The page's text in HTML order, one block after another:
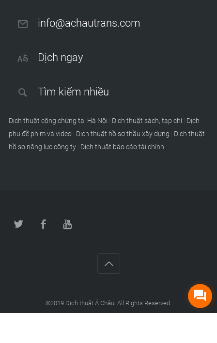
info@achautrans.com
Dịch ngay
Tìm kiếm nhiều
Dịch thuật công chứng tại Hà Nội Dịch thuật sách, tạp chí| Dịch
phụ đề phim và video| Dịch thuật hồ sơ thầu xây dựng
Dịch thuật
hồ sơ năng lực công ty| Dịch thuật báo cáo tài chính
©2019 Dịch thuật Á Châu. All Rights Reserved.